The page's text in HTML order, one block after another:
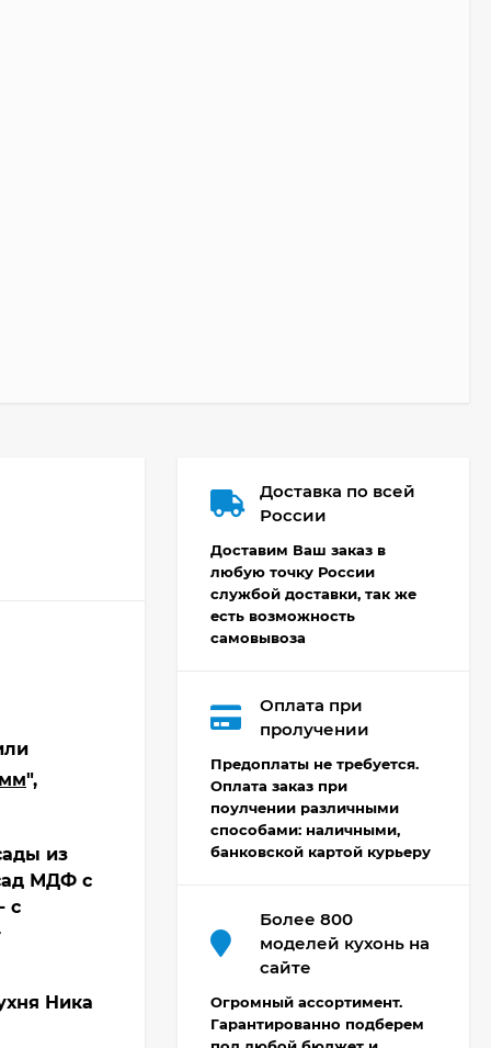
",
из
МДФ с
с
Ника
Доставка по всей
России
Доставим Ваш заказ в
любую точку России
службой доставки, так же
есть возможность
самовывоза
Оплата при
пролучении
Предоплаты не требуется.
Оплата заказ при
поулчении различными
способами: наличными,
банковской картой курьеру
Более 800
моделей кухонь на
сайте
Огромный ассортимент.
Гарантированно подберем
Кухня Мишель -
длина 4,2 м
69 303₽
Кухня Принцесса -
44 091
Кухня Point 1,2 м -